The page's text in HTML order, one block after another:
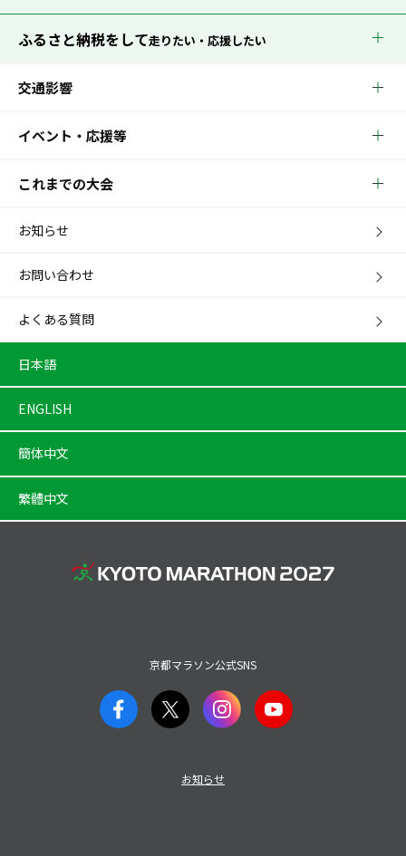
ふるさと納税をして走りたい・応援したい
交通影響
イベント・応援等
これまでの大会
お知らせ
お問い合わせ
よくある質問
日本語
ENGLISH
簡体中文
繁體中文
京都マラソン公式SNS
お知らせ